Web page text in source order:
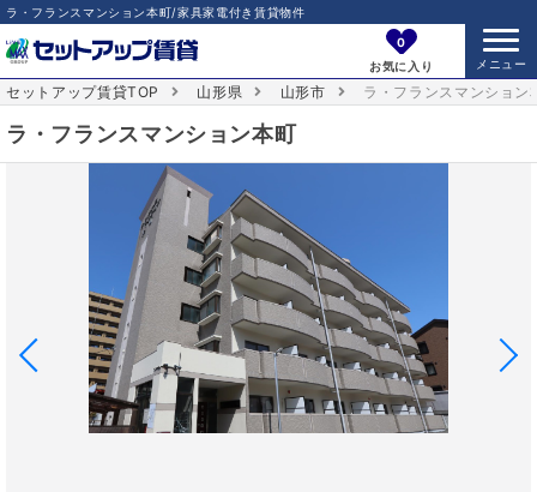
ラ・フランスマンション本町/家具家電付き賃貸物件
0
お気に入り
セットアップ賃貸TOP 山形県 山形市 ラ・フランスマンション
ラ・フランスマンション本町